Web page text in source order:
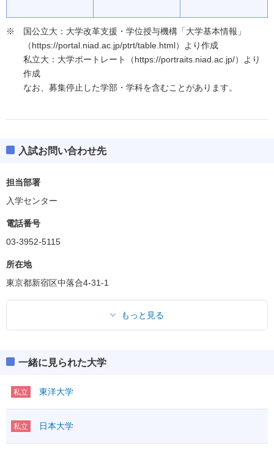
国公立大：大学改革支援・学位授与機構「大学基本情報」
（https://portal.niad.ac.jp/ptrt/table.html）より作成
私立大：大学ポートレート（https://portraits.niad.ac.jp/）より
作成
なお、募集停止した学部・学科を含むことがあります。
入試お問い合わせ先
担当部署
入学センター
電話番号
03-3952-5115
所在地
東京都新宿区中落合4-31-1
もっと見る
一緒に見られた大学
私立 東洋大学
私立 日本大学